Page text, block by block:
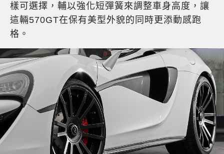
樣可選擇，輔以強化短彈簧來調整車身高度，讓
這輛570GT在保有美型外貌的同時更添動感跑
格。